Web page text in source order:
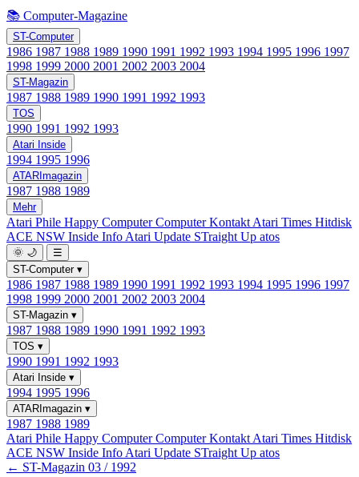
📚 Computer-Magazine
ST-Computer
1986 1987 1988 1989 1990 1991 1992 1993 1994 1995 1996 1997
1998 1999 2000 2001 2002 2003 2004
ST-Magazin
1987 1988 1989 1990 1991 1992 1993
TOS
1990 1991 1992 1993
Atari Inside
1994 1995 1996
ATARImagazin
1987 1988 1989
Mehr
Atari Phile Happy ComputerComputer Kontakt Atari Times Hitdisk
ACE NSW Inside Info Atari Update STraight Up atos
🌞 🌙
☰
ST-Computer ▾
1986 1987 1988 1989 1990 1991 1992 1993 1994 1995 1996 1997
1998 1999 2000 2001 2002 2003 2004
ST-Magazin ▾
1987 1988 1989 1990 1991 1992 1993
TOS ▾
1990 1991 1992 1993
Atari Inside ▾
1994 1995 1996
ATARImagazin ▾
1987 1988 1989
Atari Phile Happy ComputerComputer Kontakt Atari Times Hitdisk
ACE NSW Inside Info Atari Update STraight Up atos
← ST-Magazin 03 / 1992